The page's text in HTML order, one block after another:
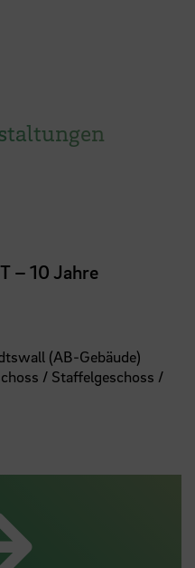
– 10 Jahre
(AB-Gebäude)
/ Staffelgeschoss /